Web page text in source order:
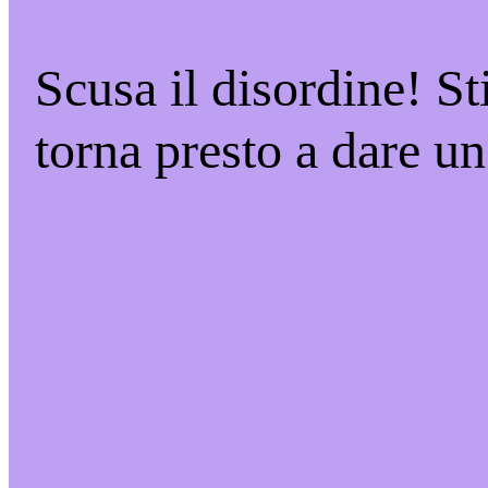
Scusa il disordine!
torna presto a dare